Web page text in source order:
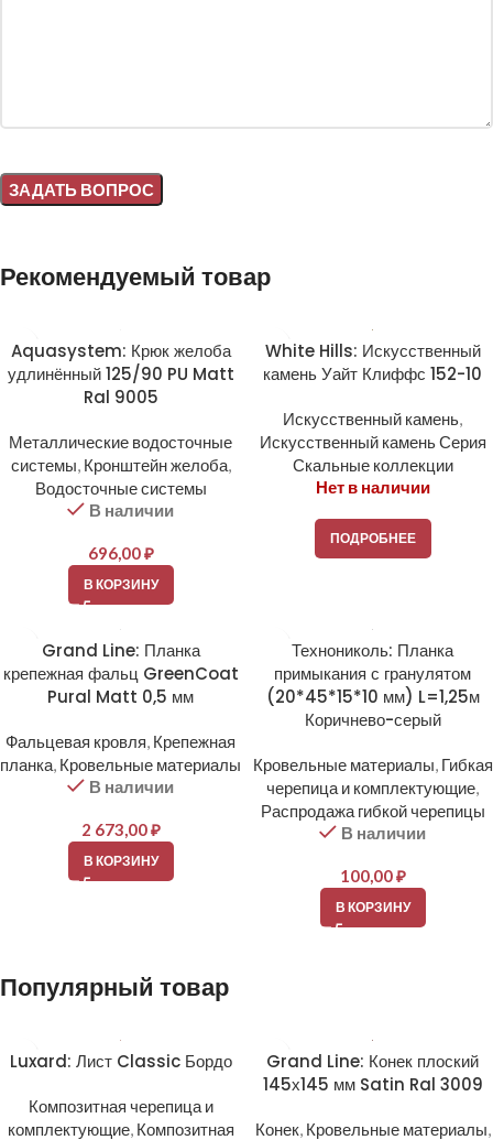
Рекомендуемый товар
Aquasystem: Крюк желоба
удлинённый 125/90 PU Matt
Ral 9005
Металлические водосточные
системы, Кронштейн желоба,
Водосточные системы
В наличии
696,00₽
В КОРЗИНУ
White Hills: Искусственный
камень Уайт Клиффс 152-10
Искусственный камень,
Искусственный камень Серия
Скальные коллекции
Нет в наличии
ПОДРОБНЕЕ
Grand Line: Планка
крепежная фальц GreenCoat
Pural Matt 0,5 мм
Фальцевая кровля, Крепежная
планка, Кровельные материалы
В наличии
2 673,00₽
В КОРЗИНУ
Технониколь: Планка
примыкания с гранулятом
(20*45*15*10 мм) L=1,25м
Коричнево-серый
Кровельные материалы, Гибкая
черепица и комплектующие,
Распродажа гибкой черепицы
В наличии
100,00₽
В КОРЗИНУ
Популярный товар
Luxard: Лист Classic Бордо
Композитная черепица и
комплектующие, Композитная
Grand Line: Конек плоский
145х145 мм Satin Ral 3009
Конек, Кровельные материалы,